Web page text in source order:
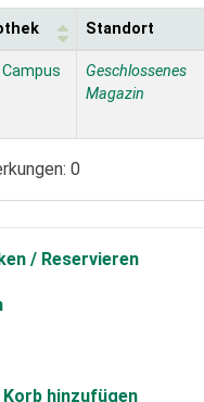
Standort
Geschlossenes
Magazin
0
Korb hinzufügen